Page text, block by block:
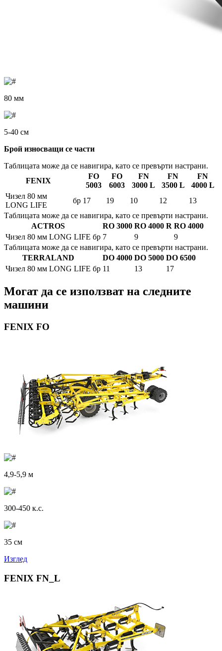
80 мм
5-40 см
Брой износващи се части
Таблицата може да се навигира, като се превърти настрани.
FENIX
FO
5003
FO
6003
FN
3000 L
FN
3500 L
FN
4000 L
Чизел 80 мм
LONG LIFE
бр 17 19 10 12
13
Таблицата може да се навигира, като се превърти настрани.
ACTROS
RO 3000 RO 4000 R RO 4000
Чизел 80 мм LONG LIFE бр 7 9
9
Таблицата може да се навигира, като се превърти настрани.
TERRALAND
DO 4000 DO 5000 DO 6500
Чизел 80 мм LONG LIFE бр 11 13 17
Могат да се използват на следните
машини
FENIX FO
4,9-5,9 м
300-450 к.с.
35 см
Изглед
FENIX FN_L